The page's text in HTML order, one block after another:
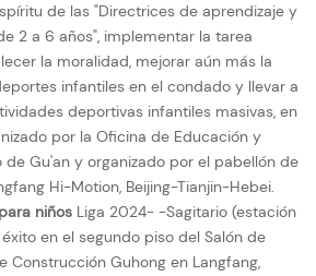
de las "Directrices de aprendizaje y
2 a 6 años", implementar la tarea
la moralidad, mejorar aún más la
infantiles en el condado y llevar a
deportivas infantiles masivas, en
por la Oficina de Educación y
Gu'an y organizado por el pabellón de
Hi-Motion, Beijing-Tianjin-Hebei.
niños Liga 2024- -Sagitario (estación
en el segundo piso del Salón de
Construcción Guhong en Langfang,